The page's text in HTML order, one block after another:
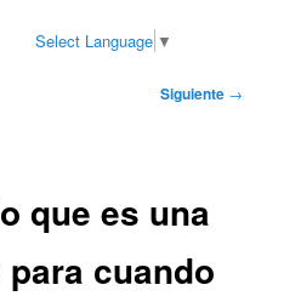
Select Language ▼
Siguiente →
que es una
cuando